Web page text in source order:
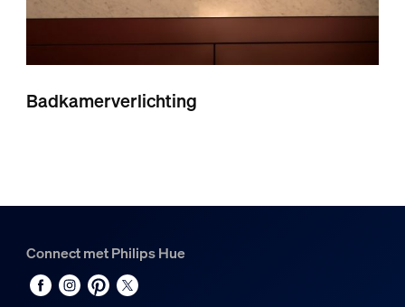
Badkamerverlichting
Connect met Philips Hue